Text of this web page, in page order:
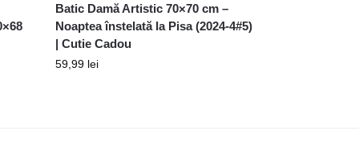
Batic Damă Artistic 70×70 cm –
Noaptea înstelată la Pisa (2024-4#5)
| Cutie Cadou
59,99 lei